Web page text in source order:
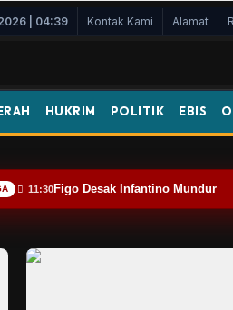
| 04:39 Kontak Kami Alamat
HUKRIM POLITIK EBIS
gratis
11:30Figo Desak Infantino Mundur